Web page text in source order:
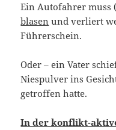
Ein Autofahrer muss
blasen und verliert
Führerschein.
Oder – ein Vater
Niespulver ins
getroffen hatte.
In der konflikt-